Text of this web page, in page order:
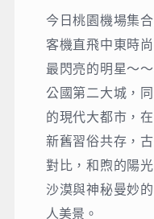
今日桃園機場集
客機直飛中東時
最閃亮的明星～
公國第二大城，
的現代大都市，
新舊習俗共存，
對比，和煦的陽
沙漠與神秘曼妙
人美景。